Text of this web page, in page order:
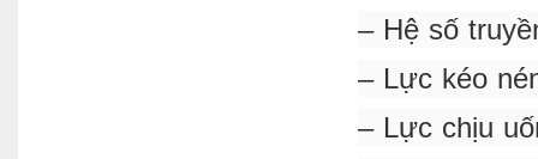
– Hệ số
– Lực kéo
– Lực chịu